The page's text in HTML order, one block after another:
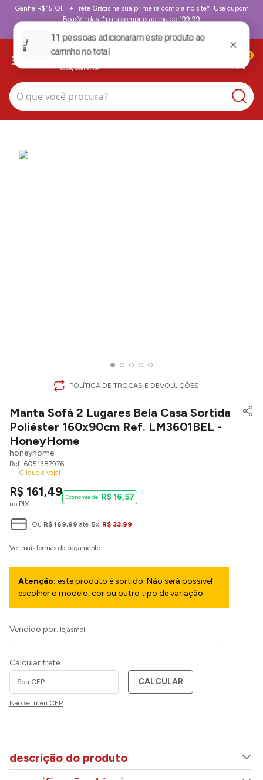
Ganhe R$15 OFF + Frete Grátis na sua primeira compra no site*. Use cupom
BoasVindas. *para compras acima de 199,99
0
O que você procura?
POLÍTICA DE TROCAS E DEVOLUÇÕES
Manta Sofá 2 Lugares Bela Casa Sortida
Poliéster 160x90cm Ref. LM3601BEL -
HoneyHome
honeyhome
6051387976
Clique e veja!
R$ 161,49
no PIX
R$ 16,57
Ou R$ 169,99 até 5x R$ 33,99
Atenção: este produto é sortido. Não será possivel
escolher o modelo, cor ou outro tipo de variação
Vendido por: lojasmel
Calcular frete
CALCULAR
Não sei meu CEP
descrição do produto